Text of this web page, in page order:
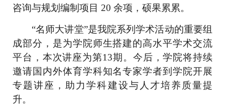
咨询与规划编制项目 20 余项， 硕果累累。
“名师大讲堂”是我院系列学术活动的重要组
成部分， 是为学院师生搭建的高水平学术交流
平台， 本次讲座为第13期。今后，学院将持续
邀请国内外体育学科知名专家学者到学院开展
专题讲座，助力学科建设与人才培养质量提
升。